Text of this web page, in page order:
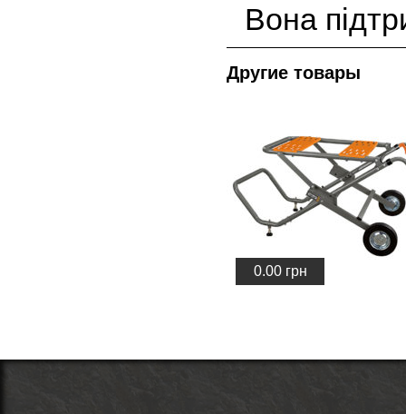
Вона
Другие товары
Характеристика товара
0.00 грн